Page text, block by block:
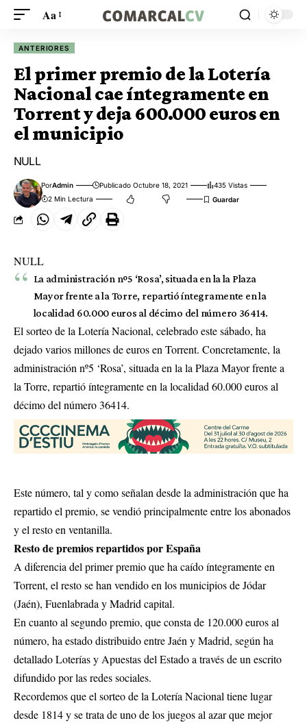
Aa
ANTERIORES
El primer premio de la Lotería
Nacional cae íntegramente en
Torrent y deja 600.000 euros en
el municipio
NULL
PorAdmin Publicado Octubre 18, 2021
435 Vistas
2 Min Lectura
NULL
La administración nº5 ‘Rosa’, situada en la la Plaza
Mayor frente a la Torre, repartió íntegramente en la
localidad 60.000 euros al décimo del número 36414.
El sorteo de la Lotería Nacional, celebrado este sábado, ha
dejado varios millones de euros en Torrent. Concretamente, la
administración nº5 ‘Rosa’, situada en la la Plaza Mayor frente a
la Torre, repartió íntegramente en la localidad 60.000 euros al
décimo del número 36414.
Este número, tal y como señalan desde la administración que ha
repartido el premio, se vendió principalmente entre los abonados
y el resto en ventanilla.
Resto de premios repartidos por España
A diferencia del primer premio que ha caído íntegramente en
Torrent, el resto se han vendido en los municipios de Jódar
(Jaén), Fuenlabrada y Madrid capital.
En cuanto al segundo premio, que consta de 120.000 euros al
número, ha estado distribuido entre Jaén y Madrid, según ha
detallado Loterías y Apuestas del Estado a través de un escrito
difundido por las redes sociales.
Recordemos que el sorteo de la Lotería Nacional tiene lugar
desde 1814 y se trata de uno de los juegos al azar que mejor